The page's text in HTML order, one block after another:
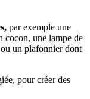
par exemple une
cocon, une lampe de
un plafonnier dont
pour créer des